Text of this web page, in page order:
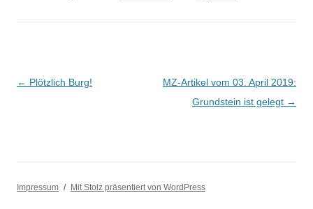
Beitragsnavigation
← Plötzlich Burg!
MZ-Artikel vom 03. April 2019:
Grundstein ist gelegt →
Impressum Mit Stolz präsentiert von WordPress